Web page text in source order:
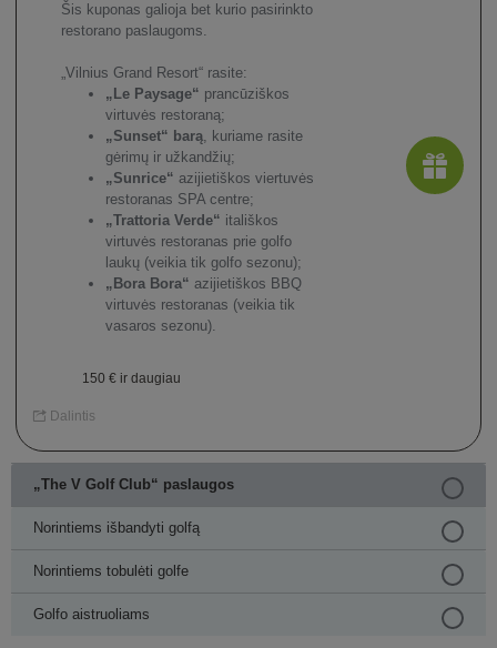
Šis kuponas galioja bet kurio pasirinkto
restorano paslaugoms.
„Vilnius Grand Resort“ rasite:
„Le Paysage“ prancūziškos
virtuvės restoraną;
„Sunset“ barą, kuriame rasite
gėrimų ir užkandžių;
„Sunrice“ azijietiškos viertuvės
restoranas SPA centre;
„Trattoria Verde“ itališkos
virtuvės restoranas prie golfo
laukų (veikia tik golfo sezonu);
„Bora Bora“ azijietiškos BBQ
virtuvės restoranas (veikia tik
vasaros sezonu).
150 € ir daugiau
Dalintis
„The V Golf Club“ paslaugos
Norintiems išbandyti golfą
Norintiems tobulėti golfe
Golfo aistruoliams